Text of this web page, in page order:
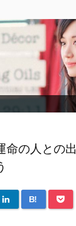
命の人との
B!